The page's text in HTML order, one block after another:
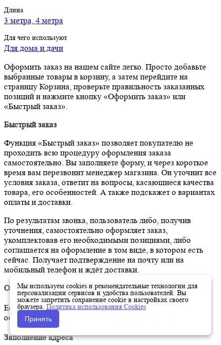
Длина
3 метра, 4 метра
Для чего используют
Для дома и дачи
Оформить заказ на нашем сайте легко. Просто добавьте
выбранные товары в корзину, а затем перейдите на
страницу Корзина, проверьте правильность заказанных
позиций и нажмите кнопку «Оформить заказ» или
«Быстрый заказ».
Быстрый заказ
Функция «Быстрый заказ» позволяет покупателю не
проходить всю процедуру оформления заказа
самостоятельно. Вы заполняете форму, и через короткое
время вам перезвонит менеджер магазина. Он уточнит все
условия заказа, ответит на вопросы, касающиеся качества
товара, его особенностей. А также подскажет о вариантах
оплаты и доставки.
По результатам звонка, пользователь либо, получив
уточнения, самостоятельно оформляет заказ,
укомплектовав его необходимыми позициями, либо
соглашается на оформление в том виде, в котором есть
сейчас. Получает подтверждение на почту или на
мобильный телефон и ждёт доставки.
Оформление заказа в стандартном режиме
Если вы уверены в выборе, то можете самостоятельно
оформить заказ, заполнив по этапам всю форму.
Заполнение адреса
Мы используем cookies и рекомендательные технологии для
персонализации сервисов и удобства пользователей. Вы
можете запретить сохранение cookie в настройках своего
браузера. Политика использования Cookies
Принять